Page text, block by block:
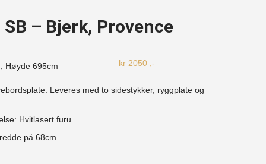
– Bjerk, Provence
Høyde 695cm kr2050 ,-
Leveres med to sidestykker, ryggplate og
Hvitlasert furu.
på 68cm.